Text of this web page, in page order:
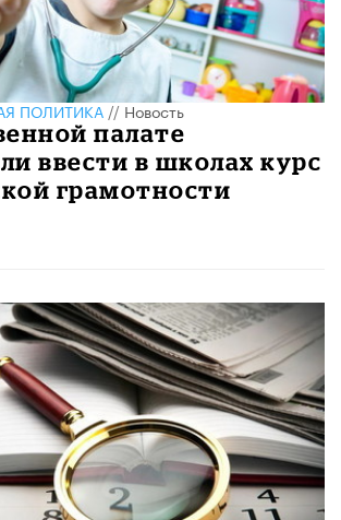
ПОЛИТИКА//Новость
палате
ввести в школах курс
грамотности